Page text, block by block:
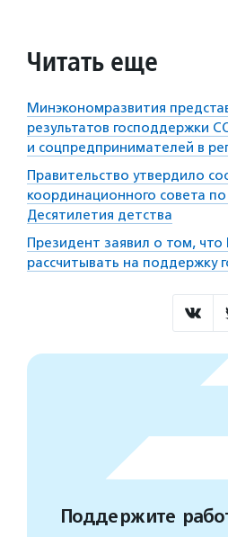
Читать еще
Минэкономразвития
результатов господдержки
и соцпредпринимателей в
Правительство утвердило
координационного совета
Десятилетия детства
Президент заявил о том, что
рассчитывать на поддержку
Поддержите